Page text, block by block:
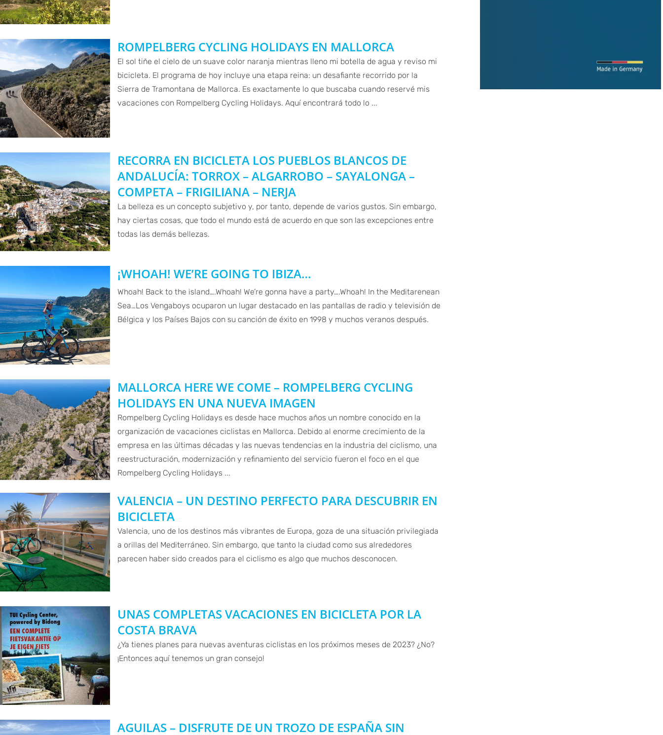
ROMPELBERG CYCLING HOLIDAYS EN MALLORCA
El sol tiñe el cielo de un suave color naranja mientras lleno mi botella de agua y reviso mi
bicicleta. El programa de hoy incluye una etapa reina: un desafiante recorrido por la
Sierra de Tramontana de Mallorca. Es exactamente lo que buscaba cuando reservé mis
vacaciones con Rompelberg Cycling Holidays. Aquí encontrará todo lo ...
RECORRA EN BICICLETA LOS PUEBLOS BLANCOS DE
ANDALUCÍA: TORROX – ALGARROBO – SAYALONGA –
COMPETA – FRIGILIANA – NERJA
La belleza es un concepto subjetivo y, por tanto, depende de varios gustos. Sin embargo,
hay ciertas cosas, que todo el mundo está de acuerdo en que son las excepciones entre
todas las demás bellezas.
¡WHOAH! WE’RE GOING TO IBIZA…
Whoah! Back to the island….Whoah! We’re gonna have a party….Whoah! In the Meditarenean
Sea…Los Vengaboys ocuparon un lugar destacado en las pantallas de radio y televisión de
Bélgica y los Países Bajos con su canción de éxito en 1998 y muchos veranos después.
MALLORCA HERE WE COME – ROMPELBERG CYCLING
HOLIDAYS EN UNA NUEVA IMAGEN
Rompelberg Cycling Holidays es desde hace muchos años un nombre conocido en la
organización de vacaciones ciclistas en Mallorca. Debido al enorme crecimiento de la
empresa en las últimas décadas y las nuevas tendencias en la industria del ciclismo, una
reestructuración, modernización y refinamiento del servicio fueron el foco en el que
Rompelberg Cycling Holidays ...
VALENCIA – UN DESTINO PERFECTO PARA DESCUBRIR EN
BICICLETA
Valencia, uno de los destinos más vibrantes de Europa, goza de una situación privilegiada
a orillas del Mediterráneo. Sin embargo, que tanto la ciudad como sus alrededores
parecen haber sido creados para el ciclismo es algo que muchos desconocen.
UNAS COMPLETAS VACACIONES EN BICICLETA POR LA
COSTA BRAVA
¿Ya tienes planes para nuevas aventuras ciclistas en los próximos meses de 2023? ¿No?
¡Entonces aquí tenemos un gran consejo!
AGUILAS – DISFRUTE DE UN TROZO DE ESPAÑA SIN